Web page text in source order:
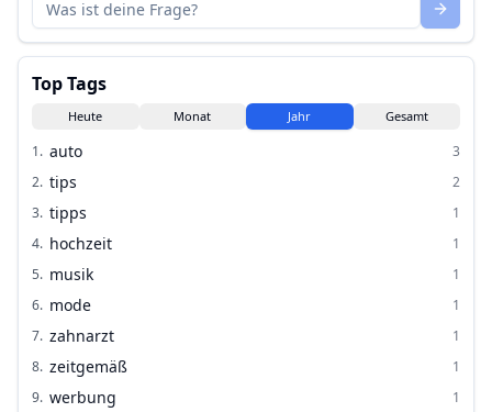
Top Tags
Heute Monat Jahr Gesamt
1. auto
3
2. tips
2
3. tipps
1
4. hochzeit
1
5. musik
1
6. mode
1
7. zahnarzt
1
8. zeitgemäß
1
9. werbung
1